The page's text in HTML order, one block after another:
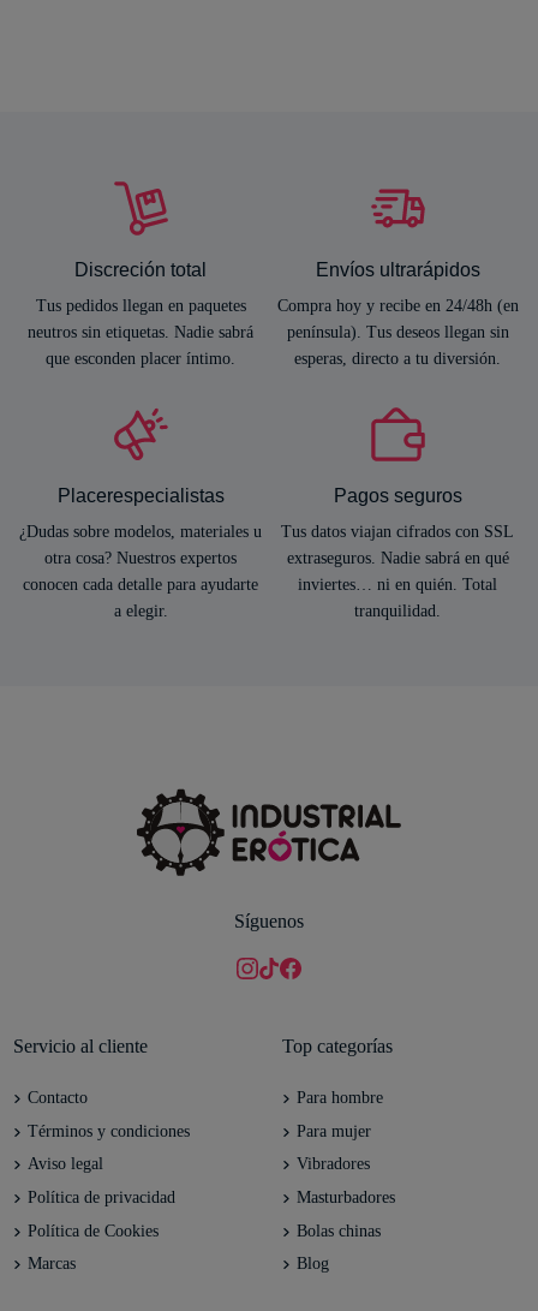
Discreción total
Tus pedidos llegan en paquetes
neutros sin etiquetas. Nadie sabrá
que esconden placer íntimo.
Envíos ultrarápidos
Compra hoy y recibe en 24/48h (en
península). Tus deseos llegan sin
esperas, directo a tu diversión.
Placerespecialistas
¿Dudas sobre modelos, materiales u
otra cosa? Nuestros expertos
conocen cada detalle para ayudarte
a elegir.
Pagos seguros
Tus datos viajan cifrados con SSL
extraseguros. Nadie sabrá en qué
inviertes… ni en quién. Total
tranquilidad.
Síguenos
Servicio al cliente
Contacto
Términos y condiciones
Aviso legal
Política de privacidad
Política de Cookies
Marcas
Top categorías
Para hombre
Para mujer
Vibradores
Masturbadores
Bolas chinas
Blog